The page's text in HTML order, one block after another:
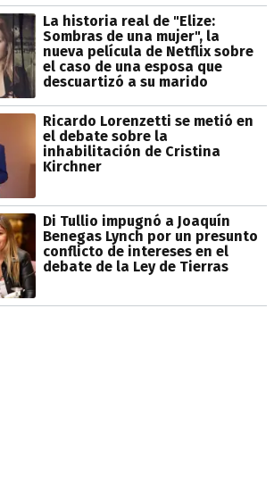
La historia real de "Elize:
Sombras de una mujer", la
nueva película de Netflix sobre
el caso de una esposa que
descuartizó a su marido
Ricardo Lorenzetti se metió en
el debate sobre la
inhabilitación de Cristina
Kirchner
Di Tullio impugnó a Joaquín
Benegas Lynch por un presunto
conflicto de intereses en el
debate de la Ley de Tierras